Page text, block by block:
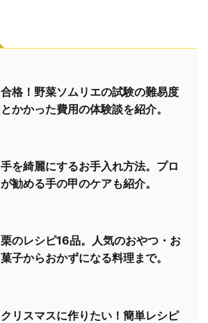
合格！野菜ソムリエの試験の難易度
とかかった費用の体験談を紹介。
手を綺麗にするお手入れ方法。プロ
が勧める手の甲のケアも紹介。
栗のレシピ16品。人気のおやつ・お
菓子からおかずになる料理まで。
クリスマスに作りたい！簡単レシピ